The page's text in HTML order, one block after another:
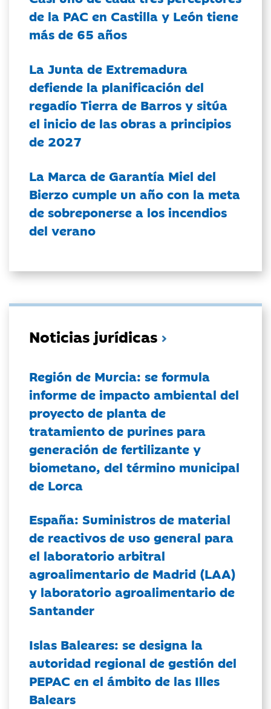
de la PAC en Castilla y León tiene
más de 65 años
La Junta de Extremadura
defiende la planificación del
regadío Tierra de Barros y sitúa
el inicio de las obras a principios
de 2027
La Marca de Garantía Miel del
Bierzo cumple un año con la meta
de sobreponerse a los incendios
del verano
Noticias jurídicas
Región de Murcia: se formula
informe de impacto ambiental del
proyecto de planta de
tratamiento de purines para
generación de fertilizante y
biometano, del término municipal
de Lorca
España: Suministros de material
de reactivos de uso general para
el laboratorio arbitral
agroalimentario de Madrid (LAA)
y laboratorio agroalimentario de
Santander
Islas Baleares: se designa la
autoridad regional de gestión del
PEPAC en el ámbito de las Illes
Balears